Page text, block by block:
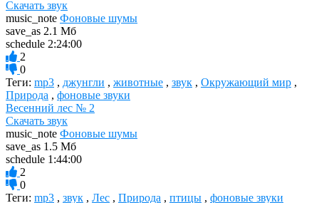
Скачать звук
music_note Фоновые шумы
save_as 2.1 Мб
schedule 2:24:00
2
0
Теги: mp3 , джунгли , животные , звук , Окружающий мир ,
Природа , фоновые звуки
Весенний лес № 2
Скачать звук
music_note Фоновые шумы
save_as 1.5 Мб
schedule 1:44:00
2
0
Теги: mp3 , звук , Лес , Природа , птицы , фоновые звуки